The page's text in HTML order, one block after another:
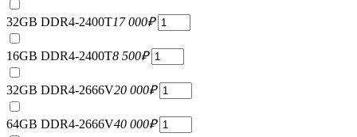
32GB DDR4-2400T17 000₽
16GB DDR4-2400T8 500₽
32GB DDR4-2666V20 000₽
64GB DDR4-2666V40 000₽